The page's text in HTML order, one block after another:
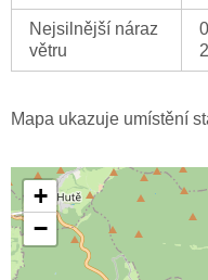
Nejsilnější náraz
větru
Mapa ukazuje umístění
+
−